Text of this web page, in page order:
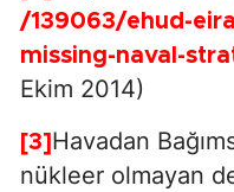
/139063/ehud-
missing-naval-
Ekim 2014)
[3] Havadan
nükleer olmayan